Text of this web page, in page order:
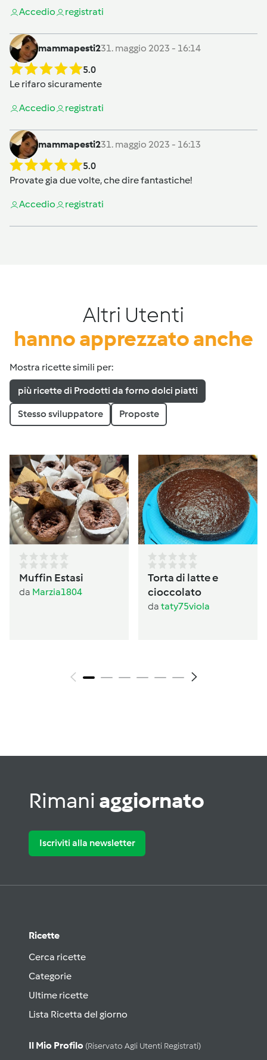
Accedio registrati
mammapesti231. maggio 2023 - 16:14
5.0
Le rifaro sicuramente
Accedio registrati
mammapesti231. maggio 2023 - 16:13
5.0
Provate gia due volte, che dire fantastiche!
Accedio registrati
Altri Utenti
hanno apprezzato anche
Mostra ricette simili per:
più ricette di Prodotti da forno dolci piatti
Stesso sviluppatore Proposte
Muffin Estasi
da Marzia1804
Torta di latte e
cioccolato
da taty75viola
Rimani aggiornato
Iscriviti alla newsletter
Ricette
Cerca ricette
Categorie
Ultime ricette
Lista Ricetta del giorno
Il Mio Profilo (riservato Agli Utenti Registrati)